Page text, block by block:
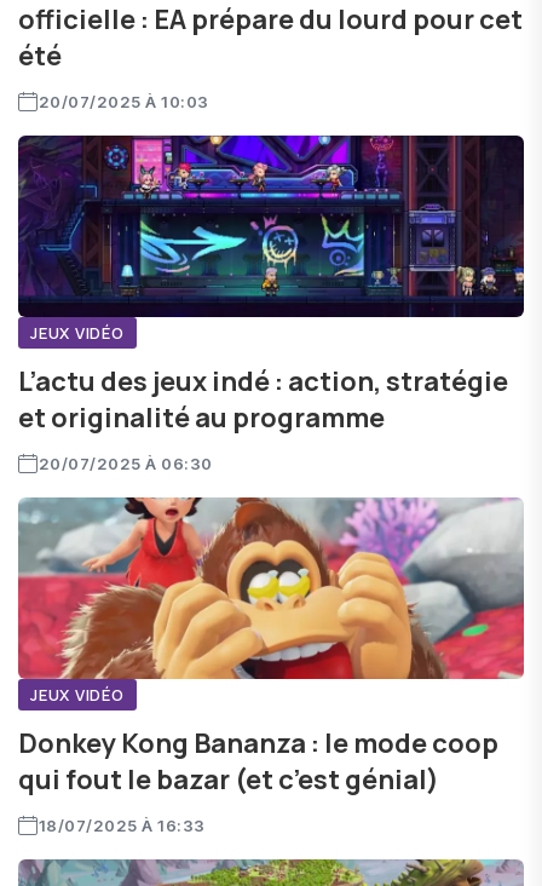
officielle : EA prépare du lourd pour cet
été
20/07/2025 À 10:03
JEUX VIDÉO
L’actu des jeux indé : action, stratégie
et originalité au programme
20/07/2025 À 06:30
JEUX VIDÉO
Donkey Kong Bananza : le mode coop
qui fout le bazar (et c’est génial)
18/07/2025 À 16:33